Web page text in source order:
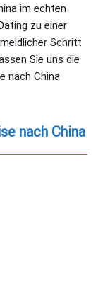
im echten
zu einer
Schritt
Sie uns die
nach China
nach China